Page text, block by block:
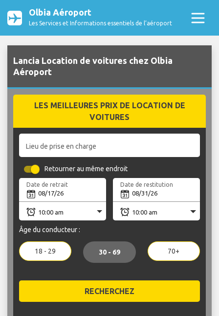
Olbia Aéroport
Les Services et Informations essentiels de l’aéroport
Lancia Location de voitures chez Olbia
Aéroport
LES MEILLEURES PRIX DE LOCATION DE
VOITURES
Lieu de prise en charge
Retourner au même endroit
Date de retrait Date de restitution
Âge du conducteur :
18 - 29 30 - 69 70+
RECHERCHEZ